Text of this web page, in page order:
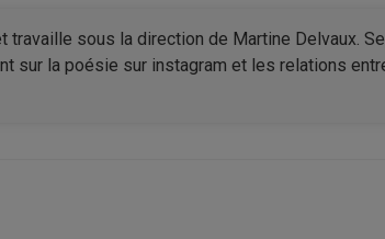
sous la direction de Martine Delvaux.
sur la poésie sur instagram et les relations